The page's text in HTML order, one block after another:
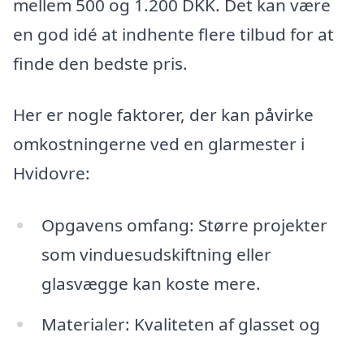
mellem 500 og 1.200 DKK. Det kan være
en god idé at indhente flere tilbud for at
finde den bedste pris.
Her er nogle faktorer, der kan påvirke
omkostningerne ved en glarmester i
Hvidovre:
Opgavens omfang: Større projekter
som vinduesudskiftning eller
glasvægge kan koste mere.
Materialer: Kvaliteten af glasset og